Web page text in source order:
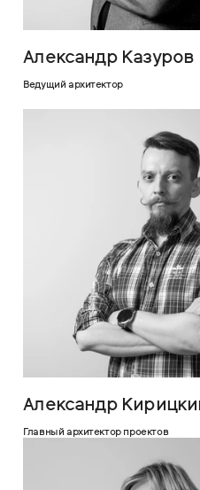
Александр Казуров
Ведущий архитектор
Александр
Главный архитектор проектов